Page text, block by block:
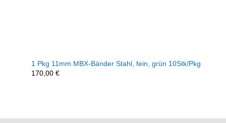
1 Pkg 11mm MBX-Bänder Stahl, fein, grün 10Stk/Pkg
170,00 €